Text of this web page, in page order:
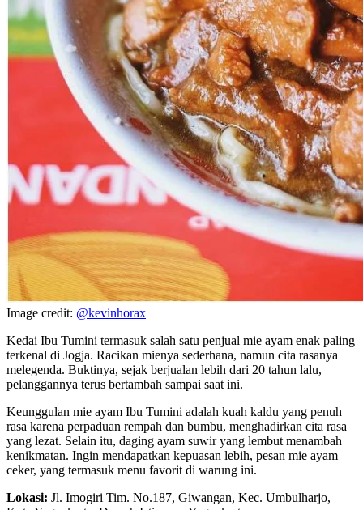
Image credit: @kevinhorax
Kedai Ibu Tumini termasuk salah satu penjual mie ayam enak paling
terkenal di Jogja. Racikan mienya sederhana, namun cita rasanya
melegenda. Buktinya, sejak berjualan lebih dari 20 tahun lalu,
pelanggannya terus bertambah sampai saat ini.
Keunggulan mie ayam Ibu Tumini adalah kuah kaldu yang penuh
rasa karena perpaduan rempah dan bumbu, menghadirkan cita rasa
yang lezat. Selain itu, daging ayam suwir yang lembut menambah
kenikmatan. Ingin mendapatkan kepuasan lebih, pesan mie ayam
ceker, yang termasuk menu favorit di warung ini.
Lokasi: Jl. Imogiri Tim. No.187, Giwangan, Kec. Umbulharjo,